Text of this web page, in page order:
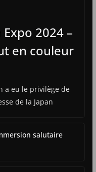
2024 –
en couleur
a eu le privilège de
de la Japan
salutaire